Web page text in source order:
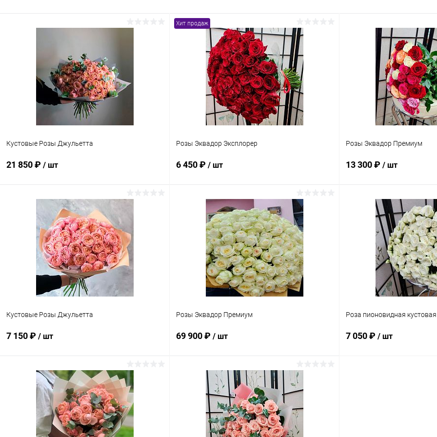
Кустовые Розы Джульетта
21 850 ₽ / шт
В корзину
Купить в 1 клик Сравнение
В избранное В наличии
Хит продаж
Розы Эквадор Эксплорер
6 450 ₽ / шт
В корзину
Купить в 1 клик Сравнение
В избранное В наличии
Количество Роз:
Розы Эквадор Премиум
13 300 ₽ / шт
В
Купить в 1 клик
В избранное
Кустовые Розы Джульетта
7 150 ₽ / шт
В корзину
Купить в 1 клик Сравнение
В избранное В наличии
Розы Эквадор Премиум
69 900 ₽ / шт
В корзину
Купить в 1 клик Сравнение
В избранное В наличии
Роза пионовидная кустовая
7 050 ₽ / шт